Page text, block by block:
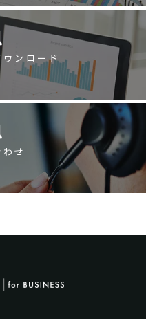
ウンロード
せ